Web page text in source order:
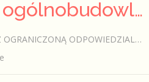
Pracownik ogólnobudowlany (k/m)
ODPOWIEDZIALNOŚCIĄ